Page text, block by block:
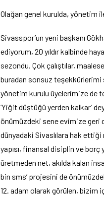
Olağan genel kurulda, yönetim
Sivasspor’un yeni başkanı
ediyorum, 20 yıldır kalbinde
sezondu. Çok çalıştılar,
buradan sonsuz teşekkürlerimi
yönetim kurulu üyelerimize de
‘Yiğit düştüğü yerden kalkar’
önümüzdeki sene evimize geri
dünyadaki Sivaslılara hak
yapısı, finansal disiplin ve
üretmeden net, akılda kalan
bin sms’ projesini de
12. adam olarak görülen, bizim